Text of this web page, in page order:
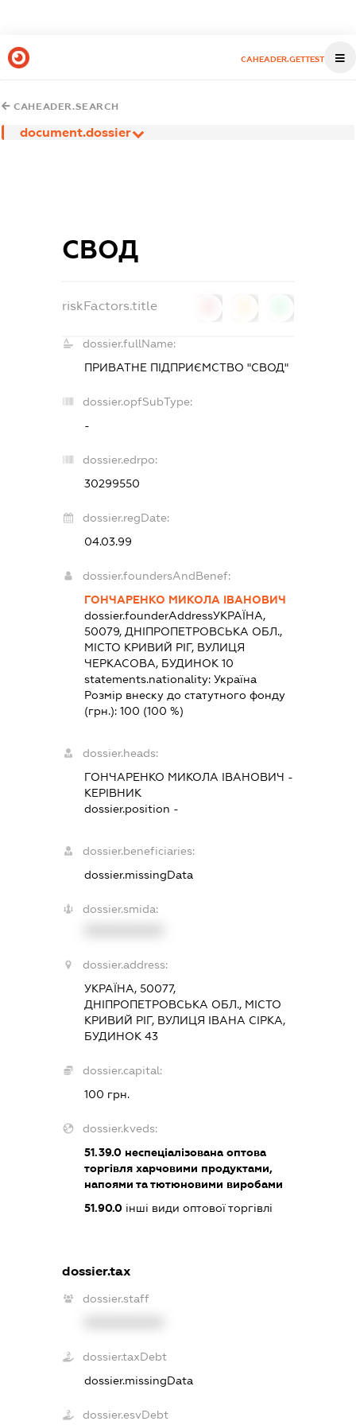
CAHEADER.GETTEST
CAHEADER.SEARCH
document.dossier
СВОД
riskFactors.title
dossier.fullName:
ПРИВАТНЕ ПІДПРИЄМСТВО "СВОД"
dossier.opfSubType:
-
dossier.edrpo:
30299550
dossier.regDate:
04.03.99
dossier.foundersAndBenef:
ГОНЧАРЕНКО МИКОЛА ІВАНОВИЧ
dossier.founderAddressУКРАЇНА,
50079, ДНІПРОПЕТРОВСЬКА ОБЛ.,
МІСТО КРИВИЙ РІГ, ВУЛИЦЯ
ЧЕРКАСОВА, БУДИНОК 10
statements.nationality:Україна
Розмір внеску до статутного фонду
(грн.):100 (100 %)
dossier.heads:
ГОНЧАРЕНКО МИКОЛА ІВАНОВИЧ -
КЕРІВНИК
dossier.position -
dossier.beneficiaries:
dossier.missingData
dossier.smida:
dossier.address:
УКРАЇНА, 50077,
ДНІПРОПЕТРОВСЬКА ОБЛ., МІСТО
КРИВИЙ РІГ, ВУЛИЦЯ ІВАНА СІРКА,
БУДИНОК 43
dossier.capital:
100 грн.
dossier.kveds:
51.39.0 неспеціалізована оптова
торгівля харчовими продуктами,
напоями та тютюновими виробами
51.90.0 інші види оптової торгівлі
dossier.tax
dossier.staff
dossier.taxDebt
dossier.missingData
dossier.esvDebt